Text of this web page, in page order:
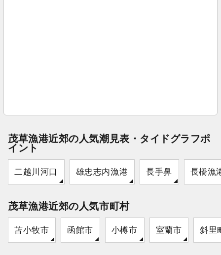
茂草漁港近郊の人気潮見表・タイドグラフポ
イント
二越川河口 雄忠志内漁港 長手鼻 長橋漁
茂草漁港近郊の人気市町村
苫小牧市 函館市 小樽市 室蘭市 斜里